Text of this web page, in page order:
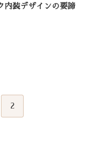
内装デザインの要諦
2